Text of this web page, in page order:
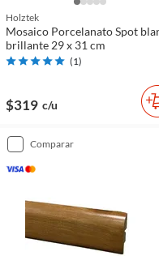
Holztek
Mosaico Porcelanato Spot
brillante 29 x 31 cm
(1)
$319 c/u
comparar